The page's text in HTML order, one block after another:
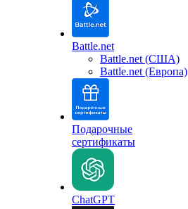
Battle.net
Battle.net (США)
Battle.net (Европа)
Подарочные
сертификаты
ChatGPT